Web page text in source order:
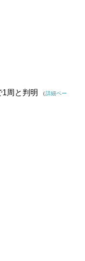
周と判明 （詳細ペー